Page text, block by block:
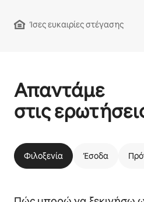
Ίσες ευκαιρίες στέγασης
Απαντάμε
στις
Φιλοξενία Έσοδα